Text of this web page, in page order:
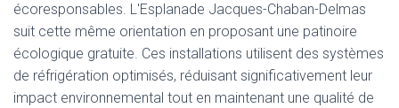
écoresponsables. L'Esplanade Jacques-Chaban-Delmas
suit cette même orientation en proposant une patinoire
écologique gratuite. Ces installations utilisent des systèmes
de réfrigération optimisés, réduisant significativement leur
impact environnemental tout en maintenant une qualité de